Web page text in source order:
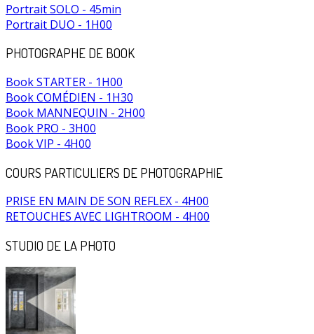
Portrait SOLO - 45min
Portrait DUO - 1H00
PHOTOGRAPHE DE BOOK
Book STARTER - 1H00
Book COMÉDIEN - 1H30
Book MANNEQUIN - 2H00
Book PRO - 3H00
Book VIP - 4H00
COURS PARTICULIERS DE PHOTOGRAPHIE
PRISE EN MAIN DE SON REFLEX - 4H00
RETOUCHES AVEC LIGHTROOM - 4H00
STUDIO DE LA PHOTO